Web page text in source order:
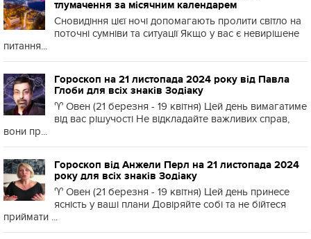
тлумачення за місячним календарем
Сновидіння цієї ночі допомагають пролити світло на
поточні сумніви та ситуації Якщо у вас є невирішене
питання...
Гороскоп на 21 листопада 2024 року від Павла
Глоби для всіх знаків Зодіаку
♈️ Овен (21 березня - 19 квітня) Цей день вимагатиме
від вас рішучості Не відкладайте важливих справ,
вони пр...
Гороскоп від Анжели Перл на 21 листопада 2024
року для всіх знаків Зодіаку
♈️ Овен (21 березня - 19 квітня) Цей день принесе
ясність у ваші плани Довіряйте собі та не бійтеся
приймати ...